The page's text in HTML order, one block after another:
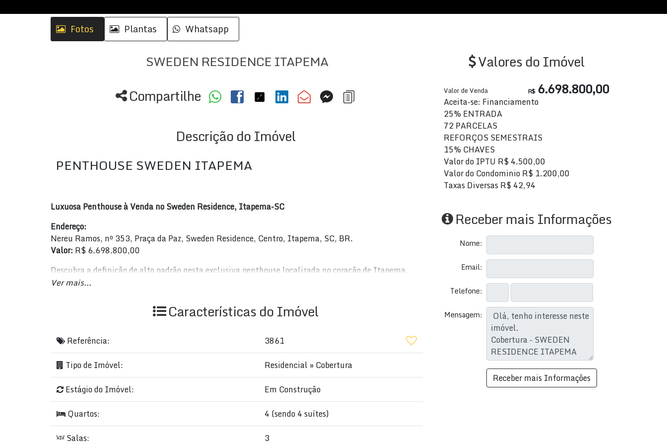
Fotos Plantas Whatsapp
SWEDEN RESIDENCE ITAPEMA
Compartilhe
Descrição do Imóvel
PENTHOUSE SWEDEN ITAPEMA
Luxuosa Penthouse à Venda no Sweden Residence, Itapema-SC
Endereço:
Nereu Ramos, nº 353, Praça da Paz, Sweden Residence, Centro, Itapema, SC, BR.
Valor: R$ 6.698.800,00
Descubra a definição de alto padrão nesta exclusiva penthouse localizada no coração de Itapema.
Com uma arquitetura moderna e sofisticada, este imóvel é ideal para quem busca conforto, elegância
Área Total:
Área Privada/Útil:
Quartos:4 (sendo 4 suítes)
Banheiros:5
Garagens:4 a 5 vagas
Salas:3
Closet
Diferenciais e Comodidades:
Ver mais...
Características do Imóvel
Referência:
3861
Tipo de Imóvel:
Residencial »Cobertura
Estágio do Imóvel:
Em Construção
Quartos:
4 (sendo 4 suítes)
Salas:
3
Valores do Imóvel
R$6.698.800,00
Valor de Venda
Aceita-se: Financiamento
25% ENTRADA
72 PARCELAS
REFORÇOS SEMESTRAIS
15% CHAVES
Valor do IPTU R$4.500,00
Valor do CondominioR$ 1.200,00
Taxas DiversasR$42,94
Receber mais Informações
Nome:
Email:
Telefone:
Mensagem: